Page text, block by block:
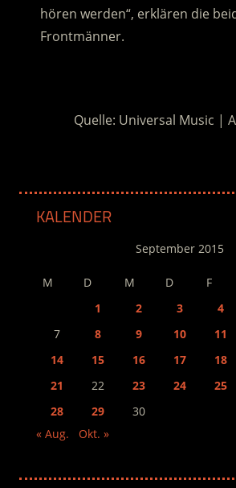
hören werden“, erklären die
Frontmänner.
Quelle: Universal Music |
KALENDER
September 2015
M D M D F
1
2 3 4
7
8 9 10 11
14
15 16 17 18
21
22 23 24 25
28
29
30
« Aug.
Okt. »